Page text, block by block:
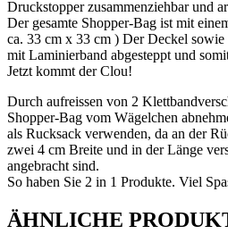
Druckstopper zusammenziehbar und
Der gesamte Shopper-Bag ist mit
ca. 33 cm x 33 cm ) Der Deckel sowie
mit Laminierband abgesteppt und
Jetzt kommt der Clou!
Durch aufreissen von 2
Shopper-Bag vom Wägelchen
als Rucksack verwenden, da an der
zwei 4 cm Breite und in der Länge
angebracht sind.
So haben Sie 2 in 1 Produkte. Viel
ÄHNLICHE